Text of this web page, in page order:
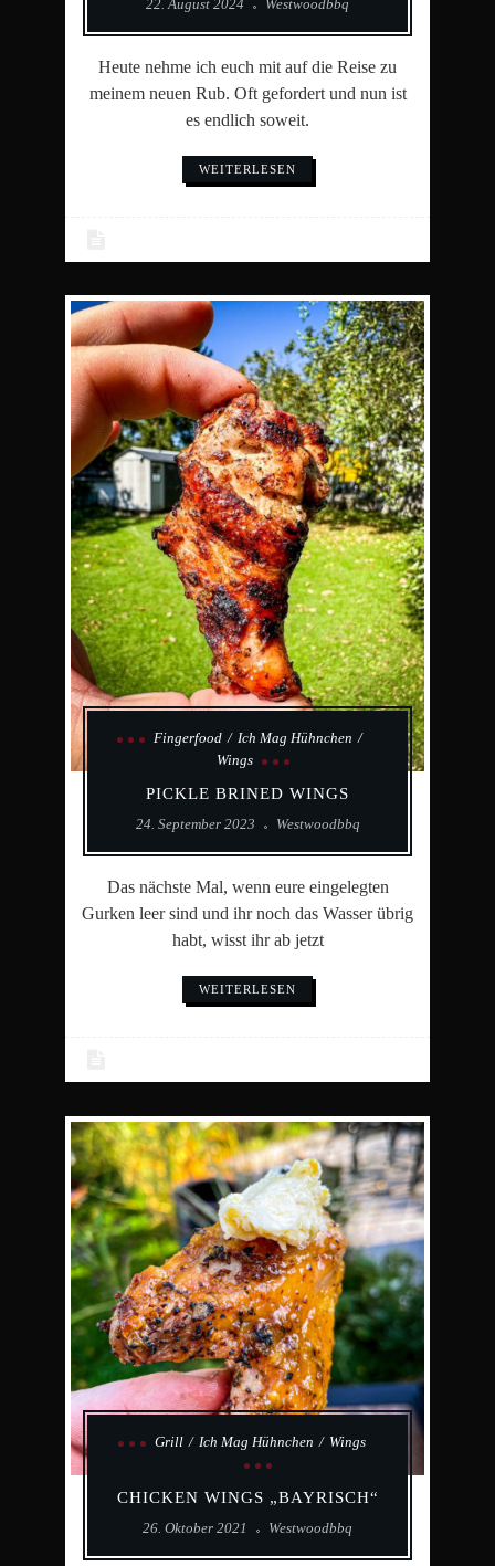
22. August 2024 Westwoodbbq
Heute nehme ich euch mit auf die Reise zu
meinem neuen Rub. Oft gefordert und nun ist
es endlich soweit.
WEITERLESEN
Fingerfood
Ich Mag Hühnchen
Wings
PICKLE BRINED WINGS
24. September 2023 Westwoodbbq
Das nächste Mal, wenn eure eingelegten
Gurken leer sind und ihr noch das Wasser übrig
habt, wisst ihr ab jetzt
WEITERLESEN
Grill Ich Mag Hühnchen Wings
CHICKEN WINGS „BAYRISCH“
26. Oktober 2021 Westwoodbbq